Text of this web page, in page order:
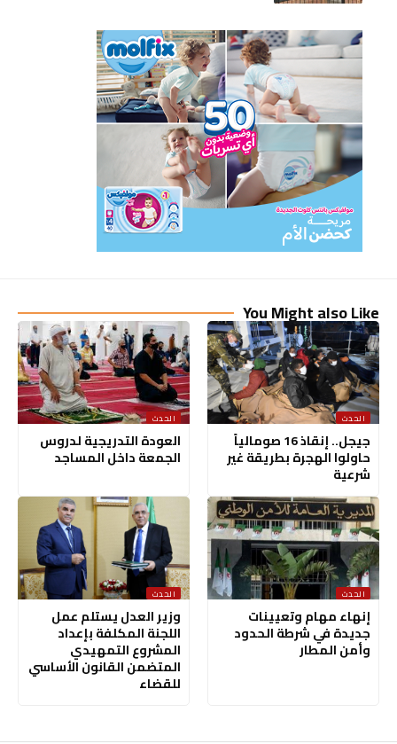
You Might also Like
الحدث
جيجل.. إنقاذ 16 صومالياً
حاولوا الهجرة بطريقة غير
شرعية
الحدث
العودة التدريجية لدروس
الجمعة داخل المساجد
الحدث
إنهاء مهام وتعيينات
جديدة في شرطة الحدود
وأمن المطار
الحدث
وزير العدل يستلم عمل
اللجنة المكلفة بإعداد
المشروع التمهيدي
المتضمن القانون الأساسي
للقضاء